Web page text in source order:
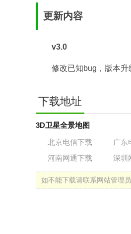
更新内容
v3.0
修改已知bug，版本升
下载地址
3D卫星全景地图
北京电信下载
广东
河南网通下载
深圳
如不能下载请联系网站管理员